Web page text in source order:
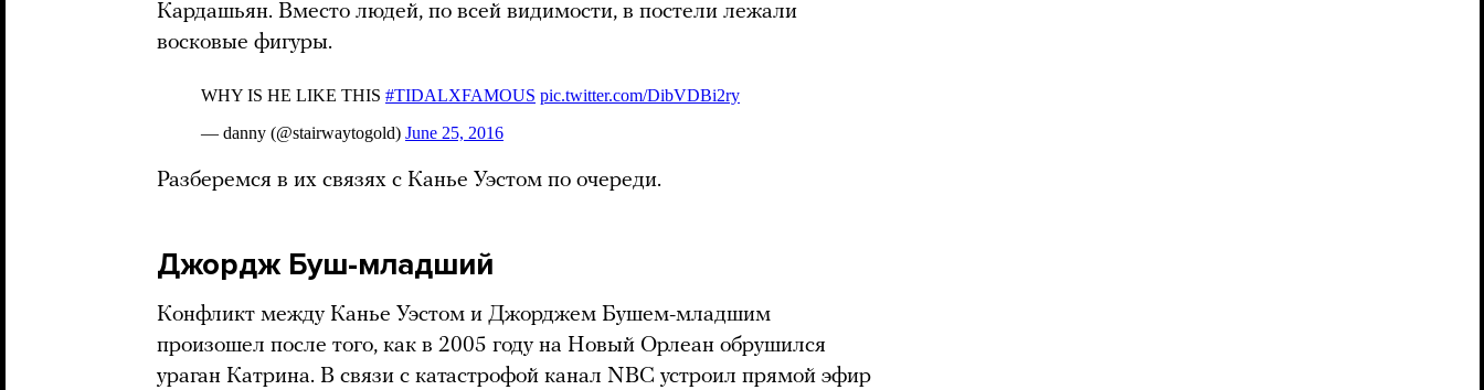
Кардашьян. Вместо людей, по всей видимости, в постели лежали
восковые фигуры.
Разберемся в их связях с Канье Уэстом по очереди.
Джордж Буш-младший
Конфликт между Канье Уэстом и Джорджем Бушем-младшим
произошел после того, как в 2005 году на Новый Орлеан обрушился
ураган Катрина. В связи с катастрофой канал NBC устроил прямой эфир